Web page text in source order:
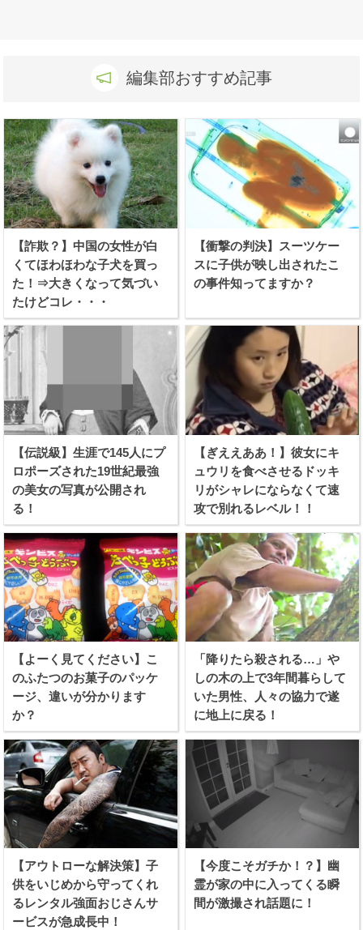
編集部おすすめ記事
【詐欺？】中国の女性が白
くてほわほわな子犬を買っ
た！⇒大きくなって気づい
たけどコレ・・・
【衝撃の判決】スーツケー
スに子供が映し出されたこ
の事件知ってますか？
【伝説級】生涯で145人にプ
ロポーズされた19世紀最強
の美女の写真が公開され
る！
【ぎええああ！】彼女にキ
ュウリを食べさせるドッキ
リがシャレにならなくて速
攻で別れるレベル！！
【よーく見てください】こ
のふたつのお菓子のパッケ
ージ、違いが分かります
か？
「降りたら殺される…」や
しの木の上で3年間暮らして
いた男性、人々の協力で遂
に地上に戻る！
【アウトローな解決策】子
供をいじめから守ってくれ
るレンタル強面おじさんサ
ービスが急成長中！
【今度こそガチか！？】幽
霊が家の中に入ってくる瞬
間が激撮され話題に！